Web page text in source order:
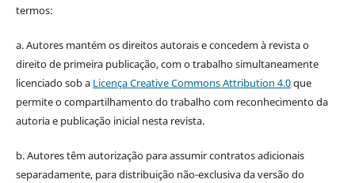
termos:
a. Autores mantém os direitos autorais e concedem à revista o
direito de primeira publicação, com o trabalho simultaneamente
licenciado sob a Licença Creative Commons Attribution 4.0que
permite o compartilhamento do trabalho com reconhecimento da
autoria e publicação inicial nesta revista.
b. Autores têm autorização para assumir contratos adicionais
separadamente, para distribuição não-exclusiva da versão do